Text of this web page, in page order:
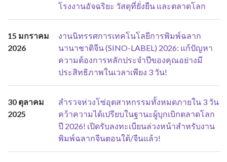
โรงงานอัจฉริยะ วัสดุที่ยั่งยืน และตลาดโลก
15 มกราคม
2026
งานนิทรรศการเทคโนโลยีการพิมพ์ฉลาก
นานาชาติจีน (SINO-LABEL) 2026: แก้ปัญหา
ความต้องการหลักประจำปีของคุณอย่างมี
ประสิทธิภาพในเวลาเพียง 3 วัน!
30 ตุลาคม
2025
สำรวจห่วงโซ่อุตสาหกรรมทั้งหมดภายใน 3 วัน
คว้าความได้เปรียบในฐานะผู้บุกเบิกตลาดโลก
ปี 2026! เปิดรับลงทะเบียนล่วงหน้าสำหรับงาน
พิมพ์ฉลากจีนตอนใต้/จีนแล้ว!